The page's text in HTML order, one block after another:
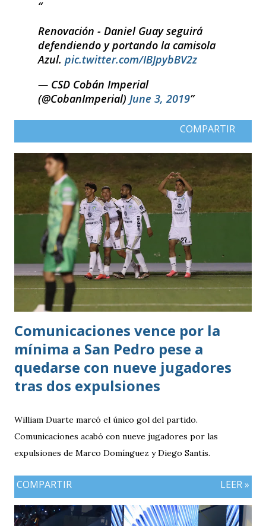
Renovación - Daniel Guay seguirá
defendiendo y portando la camisola
Azul. pic.twitter.com/IBJpybBV2z
— CSD Cobán Imperial
(@CobanImperial) June 3, 2019
COMPARTIR
Comunicaciones vence por la
mínima a San Pedro pese a
quedarse con nueve jugadores
tras dos expulsiones
William Duarte marcó el único gol del partido.
Comunicaciones acabó con nueve jugadores por las
expulsiones de Marco Domínguez y Diego Santis.
COMPARTIR LEER »